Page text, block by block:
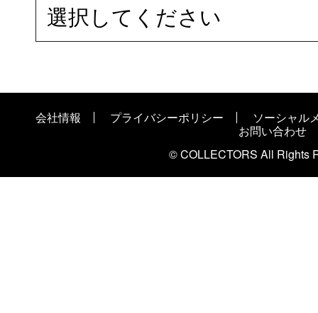
選択してください
会社情報 プライバシーポリシー
ソーシャル
お問い合わせ
© COLLECTORS All Rights